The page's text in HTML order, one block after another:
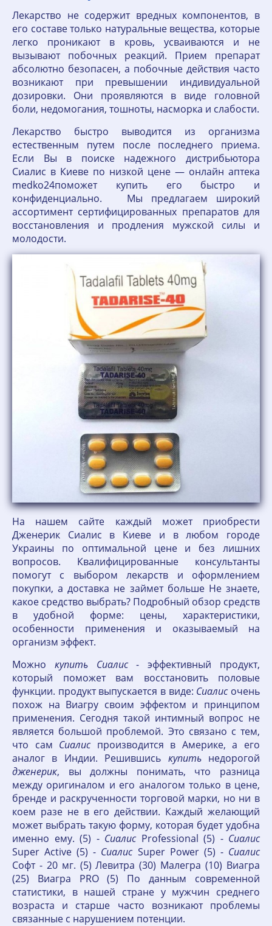
Лекарство не содержит вредных компонентов, в
его составе только натуральные вещества, которые
легко проникают в кровь, усваиваются и не
вызывают побочных реакций. Прием препарат
абсолютно безопасен, а побочные действия часто
возникают при превышении индивидуальной
дозировки. Они проявляются в виде головной
боли, недомогания, тошноты, насморка и слабости.
Лекарство быстро выводится из организма
естественным путем после последнего приема.
Если Вы в поиске надежного дистрибьютора
Сиалис в Киеве по низкой цене — онлайн аптека
medko24поможет купить его быстро и
конфиденциально. Мы предлагаем широкий
ассортимент сертифицированных препаратов для
восстановления и продления мужской силы и
молодости.
На нашем сайте каждый может приобрести
Дженерик Сиалис в Киеве и в любом городе
Украины по оптимальной цене и без лишних
вопросов. Квалифицированные консультанты
помогут с выбором лекарств и оформлением
покупки, а доставка не займет больше Не знаете,
какое средство выбрать? Подробный обзор средств
в удобной форме: цены, характеристики,
особенности применения и оказываемый на
организм эффект.
Можно купить Сиалис- эффективный продукт,
который поможет вам восстановить половые
функции. продукт выпускается в виде: Сиалисочень
похож на Виагру своим эффектом и принципом
применения. Сегодня такой интимный вопрос не
является большой проблемой. Это связано с тем,
что сам Сиалиспроизводится в Америке, а его
аналог в Индии. Решившись купитьнедорогой
дженерик, вы должны понимать, что разница
между оригиналом и его аналогом только в цене,
бренде и раскрученности торговой марки, но ни в
коем разе не в его действии. Каждый желающий
может выбрать такую форму, которая будет удобна
именно ему. (5) - СиалисProfessional (5) - Сиалис
Super Active (5) - СиалисSuper Power (5) - Сиалис
Софт - 20 мг. (5) Левитра (30) Малегра (10) Виагра
(25) Виагра PRO (5) По данным современной
статистики, в нашей стране у мужчин среднего
возраста и старше часто возникают проблемы
связанные с нарушением потенции.